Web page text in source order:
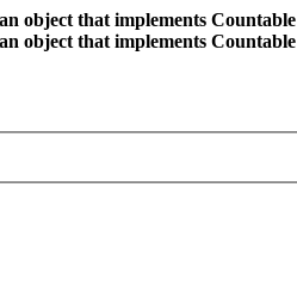
object that implements Countable
object that implements Countable